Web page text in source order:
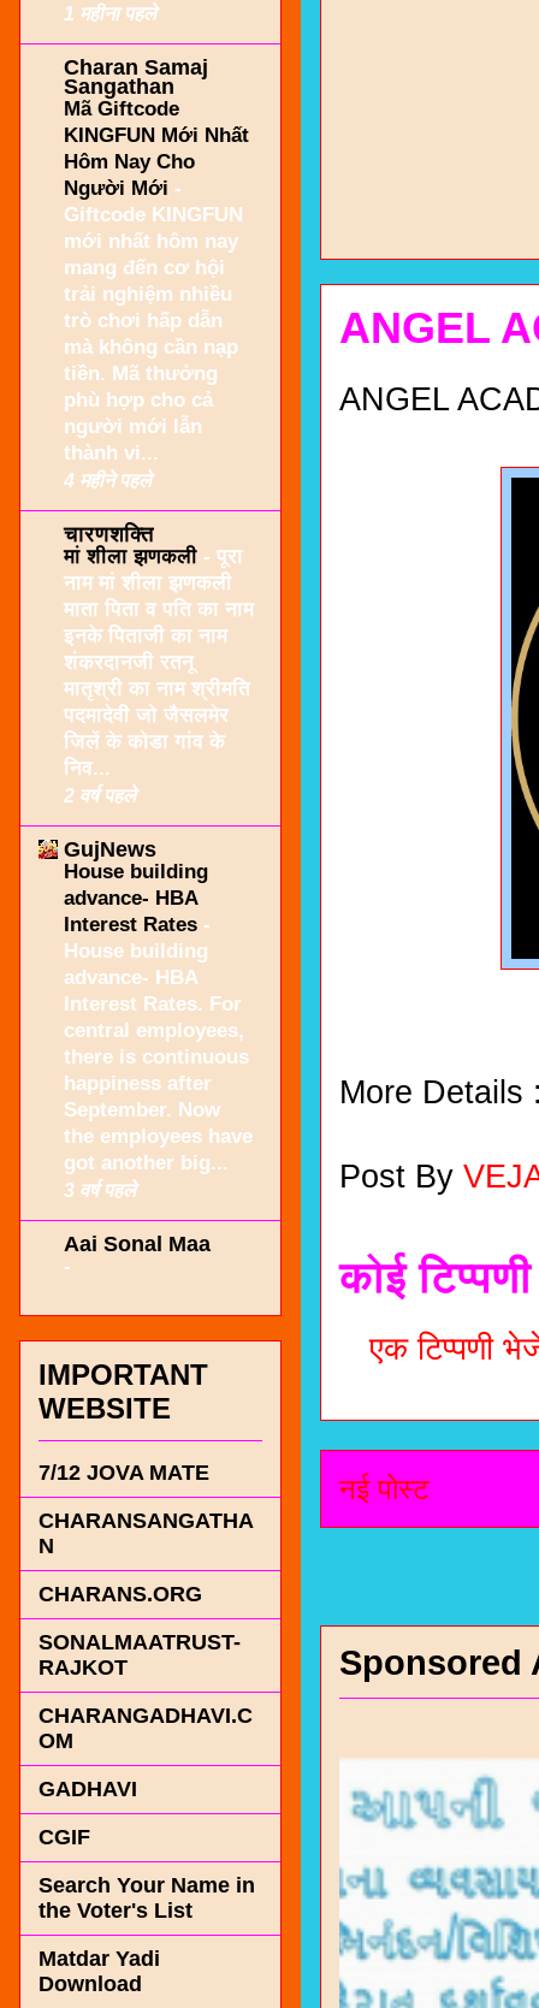
ANGEL
ANGEL
More
Post By
कोई
एक टिप्पणी
नई पोस्ट
Sponsored
1 महीना पहले
Charan Samaj
Sangathan
Mã Giftcode
KINGFUN Mới Nhất
Hôm Nay Cho
Người Mới -
Giftcode KINGFUN
mới nhất hôm nay
mang đến cơ hội
trải nghiệm nhiều
trò chơi hấp dẫn
mà không cần nạp
tiền. Mã thưởng
phù hợp cho cả
người mới lẫn
thành vi...
4 महीने पहले
चारणशक्ति
मां शीला झणकली - पूरा
नाम मां शीला झणकली
माता पिता व पति का नाम
इनके पिताजी का नाम
शंकरदानजी रतनू
मातृश्री का नाम श्रीमति
पदमादेवी जो जैसलमेर
जिलें के कोडा गांव के
निव...
2 वर्ष पहले
GujNews
House building
advance- HBA
Interest Rates -
House building
advance- HBA
Interest Rates. For
central employees,
there is continuous
happiness after
September. Now
the employees have
got another big...
3 वर्ष पहले
Aai Sonal Maa
-
IMPORTANT
WEBSITE
7/12 JOVA MATE
CHARANSANGATHA
N
CHARANS.ORG
SONALMAATRUST-
RAJKOT
CHARANGADHAVI.C
OM
GADHAVI
CGIF
Search Your Name in
the Voter's List
Matdar Yadi
Download